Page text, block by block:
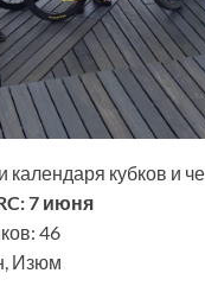
календаря кубков и
7 июня
46
Изюм